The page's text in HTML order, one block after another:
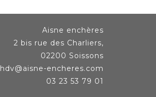
Aisne enchères
2 bis rue des Charliers,
02200 Soissons
hdv@aisne-encheres.com
03 23 53 79 01